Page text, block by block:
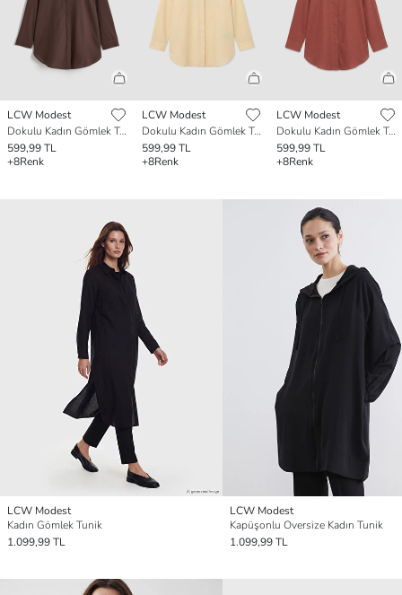
LCW Modest
Dokulu Kadın Gömlek Tunik
599,99 TL
+8Renk
LCW Modest
Dokulu Kadın Gömlek Tunik
599,99 TL
+8Renk
LCW Modest
Dokulu Kadın Gömlek Tunik
599,99 TL
+8Renk
LCW Modest
Kadın Gömlek Tunik
1.099,99 TL
LCW Modest
Kapüşonlu Oversize Kadın Tunik
1.099,99 TL